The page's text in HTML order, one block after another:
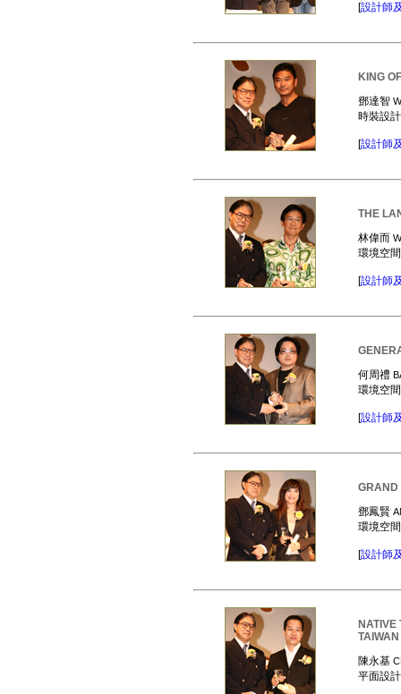
[設計師
KING
鄧達智
時裝設
[設計師
THE
林偉而
環境空
[設計師
何周禮
環境空
[設計師
GRAND
鄧鳳賢
環境空
[設計師
陳永基
平面設